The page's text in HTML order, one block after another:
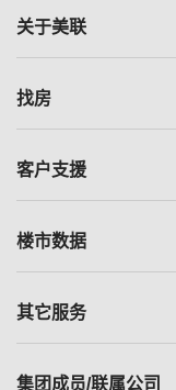
关于美联
美联集团
人才招募
找房
一手新房
减价
美联豪宅
独家楼盘
租房
客户支援
自助放盘
查询热线
楼市数据
指数
其它服务
小区专页
集团成员/联属公司